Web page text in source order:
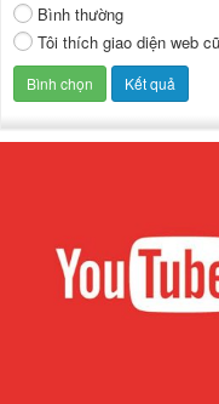
Bình thường
Tôi thích giao diện web